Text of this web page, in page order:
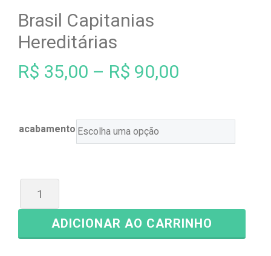
Brasil Capitanias
Hereditárias
R$ 35,00 – R$ 90,00
acabamento
ADICIONAR AO CARRINHO